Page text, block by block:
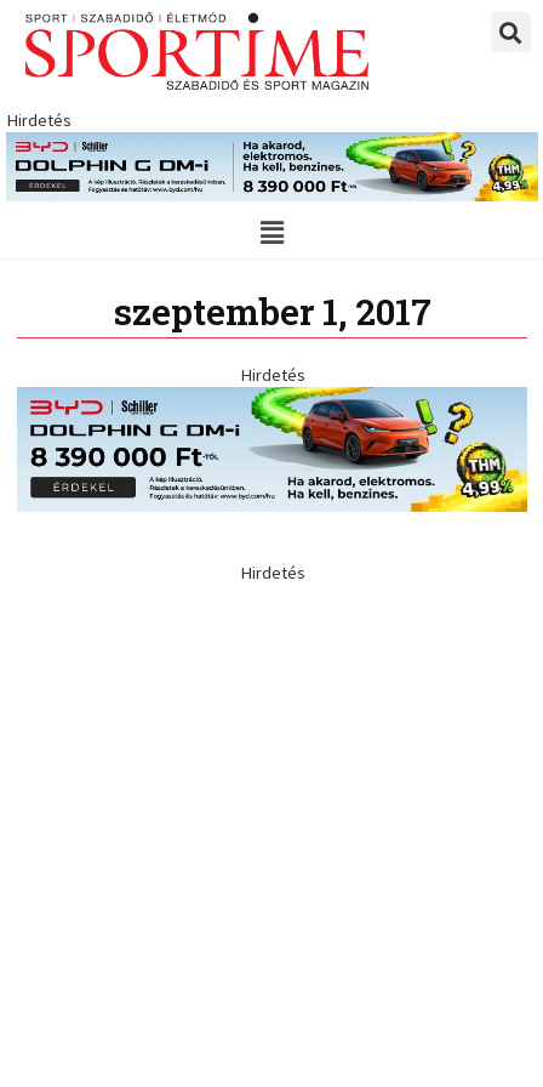
Skip
content
Hirdetés
Main
Menu
szeptember 1, 2017
Hirdetés
Hirdetés